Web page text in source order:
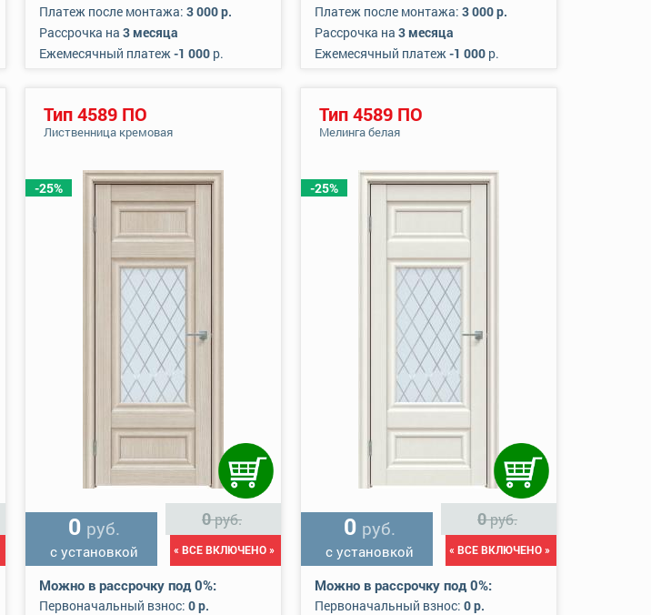
Платеж после монтажа: 3 000 р.
Рассрочка на 3 месяца
Ежемесячный платеж-1 000 р.
Платеж после монтажа: 3 000 р.
Рассрочка на 3 месяца
Ежемесячный платеж-1 000 р.
-25%
Тип 4589 ПО
Лиственница кремовая
0 руб.
с установкой
0руб.
« ВСЕ ВКЛЮЧЕНО »
Можно в рассрочку под 0%:
Первоначальный взнос: 0 р.
-25%
Тип 4589 ПО
Мелинга белая
0 руб.
с установкой
0руб.
« ВСЕ ВКЛЮЧЕНО »
Можно в рассрочку под 0%:
Первоначальный взнос: 0 р.